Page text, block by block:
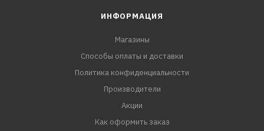
ИНФОРМАЦИЯ
Магазины
Способы оплаты и доставки
Политика конфиденциальности
Производители
Акции
Как оформить заказ